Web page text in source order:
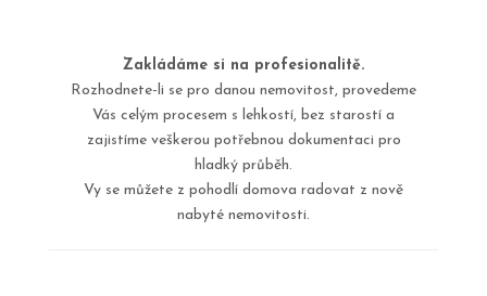
Zakládáme si na profesionalitě.
Rozhodnete-li se pro danou nemovitost, provedeme
Vás celým procesem s lehkostí, bez starostí a
zajistíme veškerou potřebnou dokumentaci pro
hladký průběh.
Vy se můžete z pohodlí domova radovat z nově
nabyté nemovitosti.